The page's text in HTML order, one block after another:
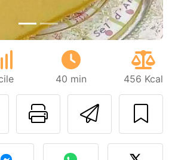
40 min 456 Kcal
Imprimer
Poser une
votre photo de